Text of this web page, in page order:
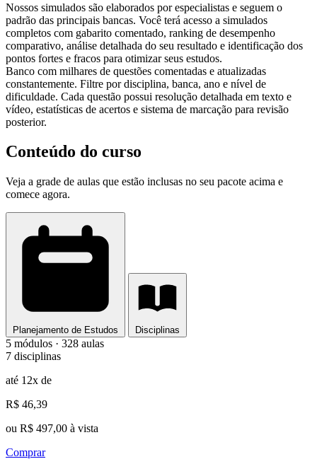
Nossos simulados são elaborados por especialistas e seguem o
padrão das principais bancas. Você terá acesso a simulados
completos com gabarito comentado, ranking de desempenho
comparativo, análise detalhada do seu resultado e identificação dos
pontos fortes e fracos para otimizar seus estudos.
Banco com milhares de questões comentadas e atualizadas
constantemente. Filtre por disciplina, banca, ano e nível de
dificuldade. Cada questão possui resolução detalhada em texto e
vídeo, estatísticas de acertos e sistema de marcação para revisão
posterior.
Conteúdo do curso
Veja a grade de aulas que estão inclusas no seu pacote acima e
comece agora.
Planejamento de Estudos Disciplinas
5 módulos · 328 aulas
7 disciplinas
até 12x de
R$ 46,39
ou R$ 497,00 à vista
Comprar